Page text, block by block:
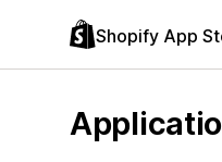
Shopify App